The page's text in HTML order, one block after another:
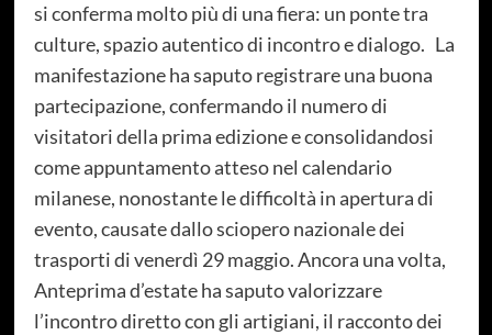
si conferma molto più di una fiera: un ponte tra
culture, spazio autentico di incontro e dialogo. La
manifestazione ha saputo registrare una buona
partecipazione, confermando il numero di
visitatori della prima edizione e consolidandosi
come appuntamento atteso nel calendario
milanese, nonostante le difficoltà in apertura di
evento, causate dallo sciopero nazionale dei
trasporti di venerdì 29 maggio. Ancora una volta,
Anteprima d’estate ha saputo valorizzare
l’incontro diretto con gli artigiani, il racconto dei